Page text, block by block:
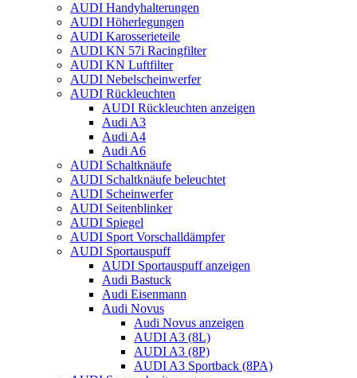
AUDI Handyhalterungen
AUDI Höherlegungen
AUDI Karosserieteile
AUDI KN 57i Racingfilter
AUDI KN Luftfilter
AUDI Nebelscheinwerfer
AUDI Rückleuchten
AUDI Rückleuchten anzeigen
Audi A3
Audi A4
Audi A6
AUDI Schaltknäufe
AUDI Schaltknäufe beleuchtet
AUDI Scheinwerfer
AUDI Seitenblinker
AUDI Spiegel
AUDI Sport Vorschalldämpfer
AUDI Sportauspuff
AUDI Sportauspuff anzeigen
Audi Bastuck
Audi Eisenmann
Audi Novus
Audi Novus anzeigen
AUDI A3 (8L)
AUDI A3 (8P)
AUDI A3 Sportback (8PA)